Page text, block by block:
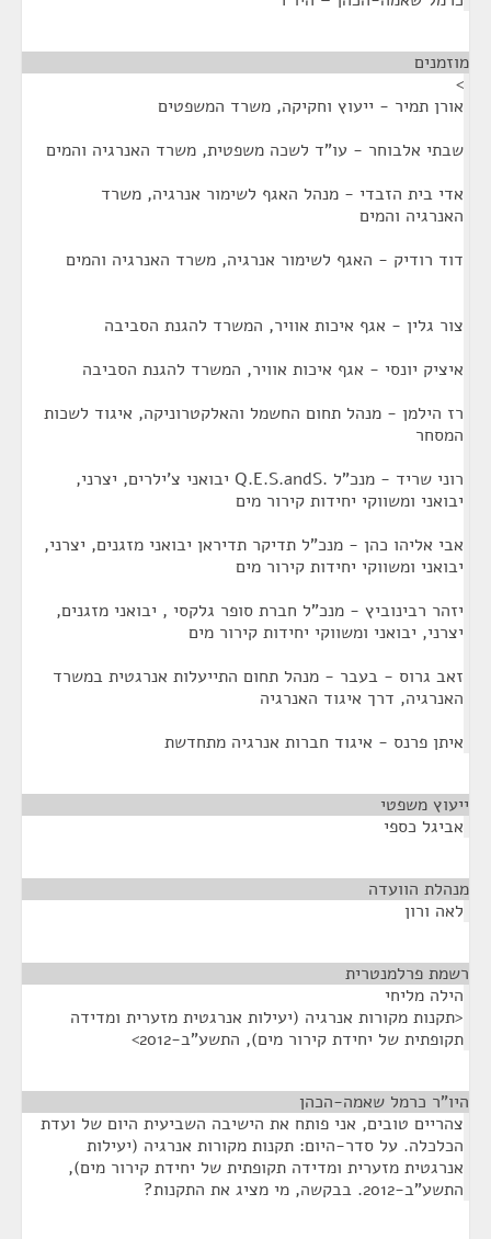
מוזמנים
>
אורן תמיר - ייעוץ וחקיקה, משרד המשפטים
שבתי אלבוחר - עו"ד לשכה משפטית, משרד האנרגיה והמים
אדי בית הזבדי - מנהל האגף לשימור אנרגיה, משרד
האנרגיה והמים
דוד רודיק - האגף לשימור אנרגיה, משרד האנרגיה והמים
צור גלין - אגף איכות אוויר, המשרד להגנת הסביבה
איציק יונסי - אגף איכות אוויר, המשרד להגנת הסביבה
רז הילמן - מנהל תחום החשמל והאלקטרוניקה, איגוד לשכות
המסחר
רוני שריד - מנכ"ל .Q.E.S.andS יבואני צ'ילרים, יצרני,
יבואני ומשווקי יחידות קירור מים
אבי אליהו כהן - מנכ"ל תדיקר תדיראן יבואני מזגנים, יצרני,
יבואני ומשווקי יחידות קירור מים
יזהר רבינוביץ - מנכ"ל חברת סופר גלקסי , יבואני מזגנים,
יצרני, יבואני ומשווקי יחידות קירור מים
זאב גרוס - בעבר - מנהל תחום התייעלות אנרגטית במשרד
האנרגיה, דרך איגוד האנרגיה
איתן פרנס - איגוד חברות אנרגיה מתחדשת
ייעוץ משפטי
אביגל כספי
מנהלת הוועדה
לאה ורון
רשמת פרלמנטרית
הילה מליחי
<תקנות מקורות אנרגיה (יעילות אנרגטית מזערית ומדידה
תקופתית של יחידת קירור מים), התשע"ב-2012>
היו"ר כרמל שאמה-הכהן
צהריים טובים, אני פותח את הישיבה השביעית היום של ועדת
הכלכלה. על סדר-היום: תקנות מקורות אנרגיה (יעילות
אנרגטית מזערית ומדידה תקופתית של יחידת קירור מים),
התשע"ב-2012. בבקשה, מי מציג את התקנות?